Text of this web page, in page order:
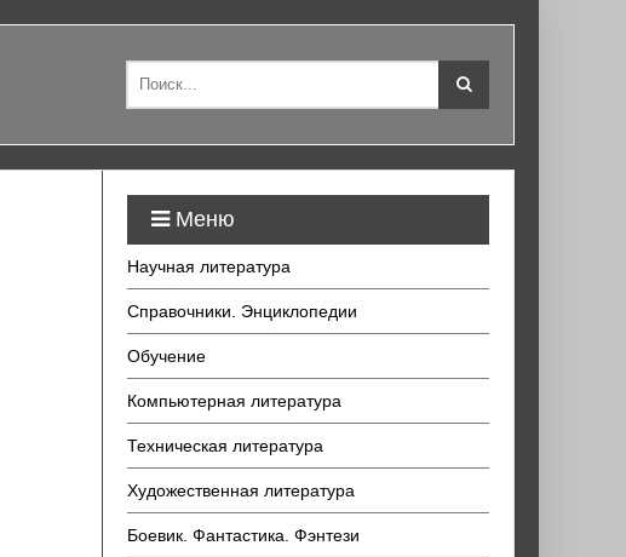
Меню
Научная литература
Справочники. Энциклопедии
Обучение
Компьютерная литература
Техническая литература
Художественная литература
Боевик. Фантастика. Фэнтези